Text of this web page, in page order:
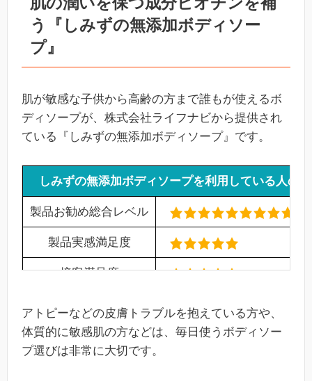
う『しみずの無添加ボディソー
プ』
肌が敏感な子供から高齢の方まで誰もが使えるボ
ディソープが、株式会社ライフナビから提供され
ている『しみずの無添加ボディソープ』です。
しみずの無添加ボディソープを利用している人の
製品お勧め総合レベル
製品実感満足度
接客満足度
アトピーなどの皮膚トラブルを抱えている方や、
体質的に敏感肌の方などは、毎日使うボディソー
プ選びは非常に大切です。